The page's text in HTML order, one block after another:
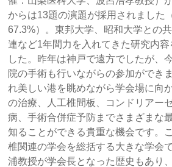
からは13題の演題が採用されました
67.3%）。東邦大学、昭和大学との
連など1年間力を入れてきた研究内容
した。昨年は神戸で遠方でしたが、
院の手術も行いながらの参加ができ
れ美しい港を眺めながら学会場に向
の治療、人工椎間板、コンドリアー
病、手術合併症予防までさまざまな
知ることができる貴重な機会です。
椎関連の学会を総括する大きな学会
浦教授が学会長となった歴史もあり